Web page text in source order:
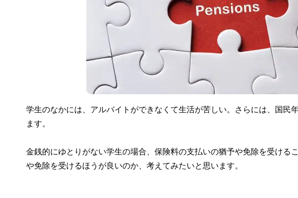
学生のなかには、アルバイトができなくて生活が苦しい。さらには、国民
ます。
金銭的にゆとりがない学生の場合、保険料の支払いの猶予や免除を受ける
や免除を受けるほうが良いのか、考えてみたいと思います。